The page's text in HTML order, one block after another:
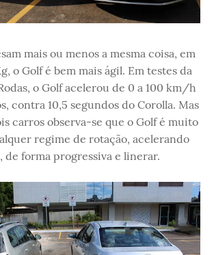
mais ou menos a mesma coisa, em
o Golf é bem mais ágil. Em testes da
o Golf acelerou de 0 a 100 km/h
contra 10,5 segundos do Corolla. Mas
carros observa-se que o Golf é muito
regime de rotação, acelerando
de forma progressiva e linerar.